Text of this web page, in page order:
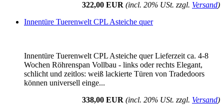
322,00 EUR (incl. 20% USt. zzgl. Versand)
Innentüre Tuerenwelt CPL Asteiche quer
Innentüre Tuerenwelt CPL Asteiche quer Lieferzeit ca. 4-8
Wochen Röhrenspan Vollbau - links oder rechts Elegant,
schlicht und zeitlos: weiß lackierte Türen von Tradedoors
können universell einge...
338,00 EUR (incl. 20% USt. zzgl. Versand)